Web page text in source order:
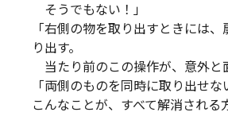
そうでもない！」
「右側の物を取り出すときには
り出す。
当たり前のこの操作が、意外と
「両側のものを同時に取り出せな
こんなことが、すべて解消される